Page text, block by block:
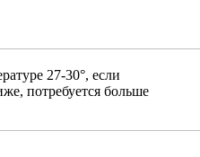
27-30°, если
потребуется больше